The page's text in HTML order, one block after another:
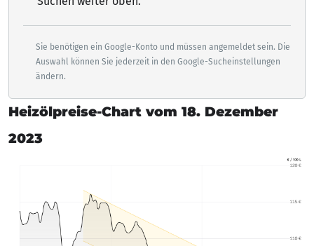
Sie benötigen ein Google-Konto und müssen angemeldet sein. Die
Auswahl können Sie jederzeit in den Google-Sucheinstellungen
ändern.
Heizölpreise-Chart vom 18. Dezember
2023